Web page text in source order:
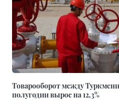
Товарооборот между
полугодии вырос на 12,3%